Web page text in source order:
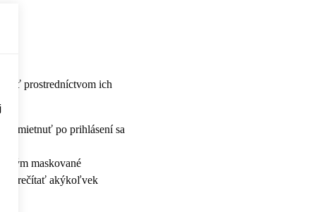
prostredníctvom ich
odmietnuť po prihlásení sa
tým maskované
prečítať akýkoľvek